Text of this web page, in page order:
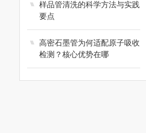
样品管清洗的科学方法与实践
要点
高密石墨管为何适配原子吸收
检测？核心优势在哪